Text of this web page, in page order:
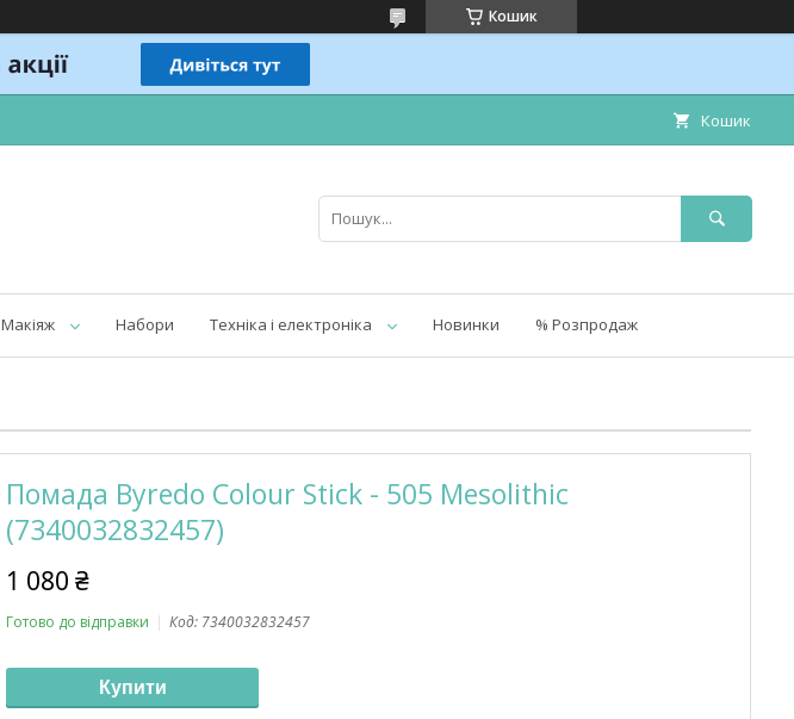
Кошик
Кошик
Макіяж Набори Техніка і електроніка Новинки % Розпродаж
Помада Byredo Colour Stick - 505 Mesolithic
(7340032832457)
1 080 ₴
Готово до відправки Код: 7340032832457
Купити